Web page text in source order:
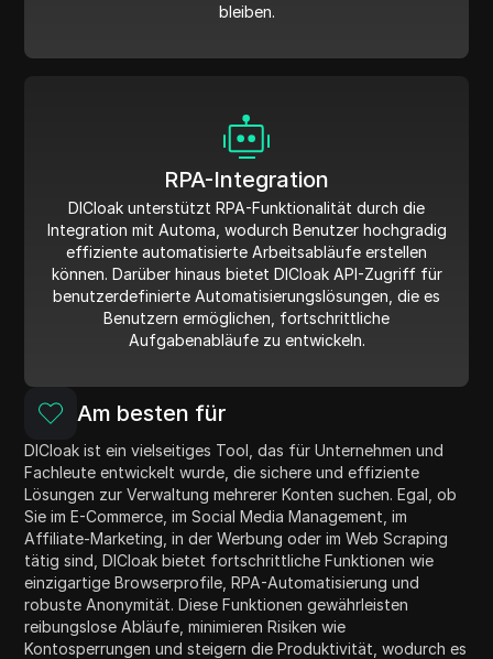
bleiben.
RPA-Integration
DICloak unterstützt RPA-Funktionalität durch die
Integration mit Automa, wodurch Benutzer hochgradig
effiziente automatisierte Arbeitsabläufe erstellen
können. Darüber hinaus bietet DICloak API-Zugriff für
benutzerdefinierte Automatisierungslösungen, die es
Benutzern ermöglichen, fortschrittliche
Aufgabenabläufe zu entwickeln.
Am besten für
DICloak ist ein vielseitiges Tool, das für Unternehmen und
Fachleute entwickelt wurde, die sichere und effiziente
Lösungen zur Verwaltung mehrerer Konten suchen. Egal, ob
Sie im E-Commerce, im Social Media Management, im
Affiliate-Marketing, in der Werbung oder im Web Scraping
tätig sind, DICloak bietet fortschrittliche Funktionen wie
einzigartige Browserprofile, RPA-Automatisierung und
robuste Anonymität. Diese Funktionen gewährleisten
reibungslose Abläufe, minimieren Risiken wie
Kontosperrungen und steigern die Produktivität, wodurch es